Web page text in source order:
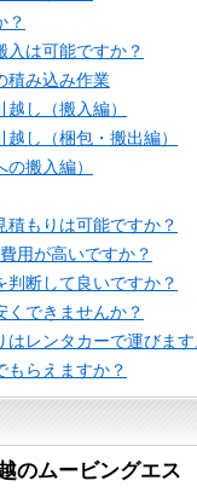
？
入は可能ですか？
積み込み作業
し（搬入編）
し（梱包・搬出編）
搬入編）
もりは可能ですか？
用が高いですか？
断して良いですか？
くできませんか？
はレンタカーで運びま
もらえますか？
のムービングエス